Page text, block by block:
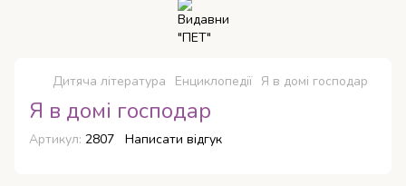
Дитяча література Енциклопедії Я в домі господар
Я в домі господар
Артикул: 2807 Написати відгук